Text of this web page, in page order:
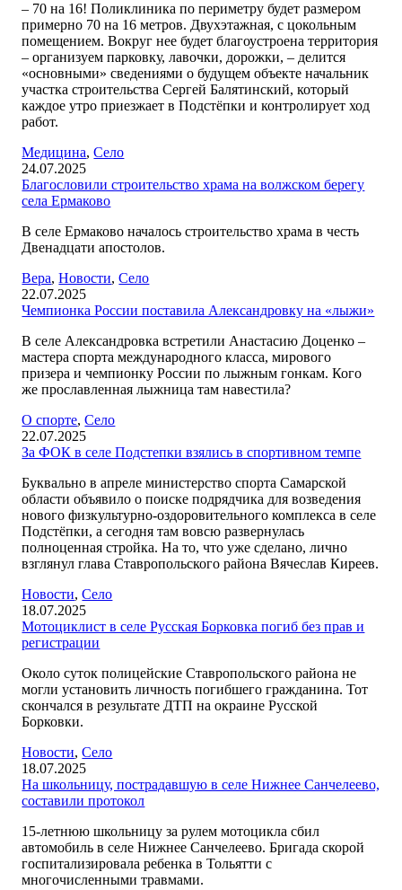
– 70 на 16! Поликлиника по периметру будет размером
примерно 70 на 16 метров. Двухэтажная, с цокольным
помещением. Вокруг нее будет благоустроена территория
– организуем парковку, лавочки, дорожки, – делится
«основными» сведениями о будущем объекте начальник
участка строительства Сергей Балятинский, который
каждое утро приезжает в Подстёпки и контролирует ход
работ.
Медицина,Село
24.07.2025
Благословили строительство храма на волжском берегу
села Ермаково
В селе Ермаково началось строительство храма в честь
Двенадцати апостолов.
Вера,Новости,Село
22.07.2025
Чемпионка России поставила Александровку на «лыжи»
В селе Александровка встретили Анастасию Доценко –
мастера спорта международного класса, мирового
призера и чемпионку России по лыжным гонкам. Кого
же прославленная лыжница там навестила?
O спорте,Село
22.07.2025
За ФОК в селе Подстепки взялись в спортивном темпе
Буквально в апреле министерство спорта Самарской
области объявило о поиске подрядчика для возведения
нового физкультурно-оздоровительного комплекса в селе
Подстёпки, а сегодня там вовсю развернулась
полноценная стройка. На то, что уже сделано, лично
взглянул глава Ставропольского района Вячеслав Киреев.
Новости,Село
18.07.2025
Мотоциклист в селе Русская Борковка погиб без прав и
регистрации
Около суток полицейские Ставропольского района не
могли установить личность погибшего гражданина. Тот
скончался в результате ДТП на окраине Русской
Борковки.
Новости,Село
18.07.2025
На школьницу, пострадавшую в селе Нижнее Санчелеево,
составили протокол
15-летнюю школьницу за рулем мотоцикла сбил
автомобиль в селе Нижнее Санчелеево. Бригада скорой
госпитализировала ребенка в Тольятти с
многочисленными травмами.